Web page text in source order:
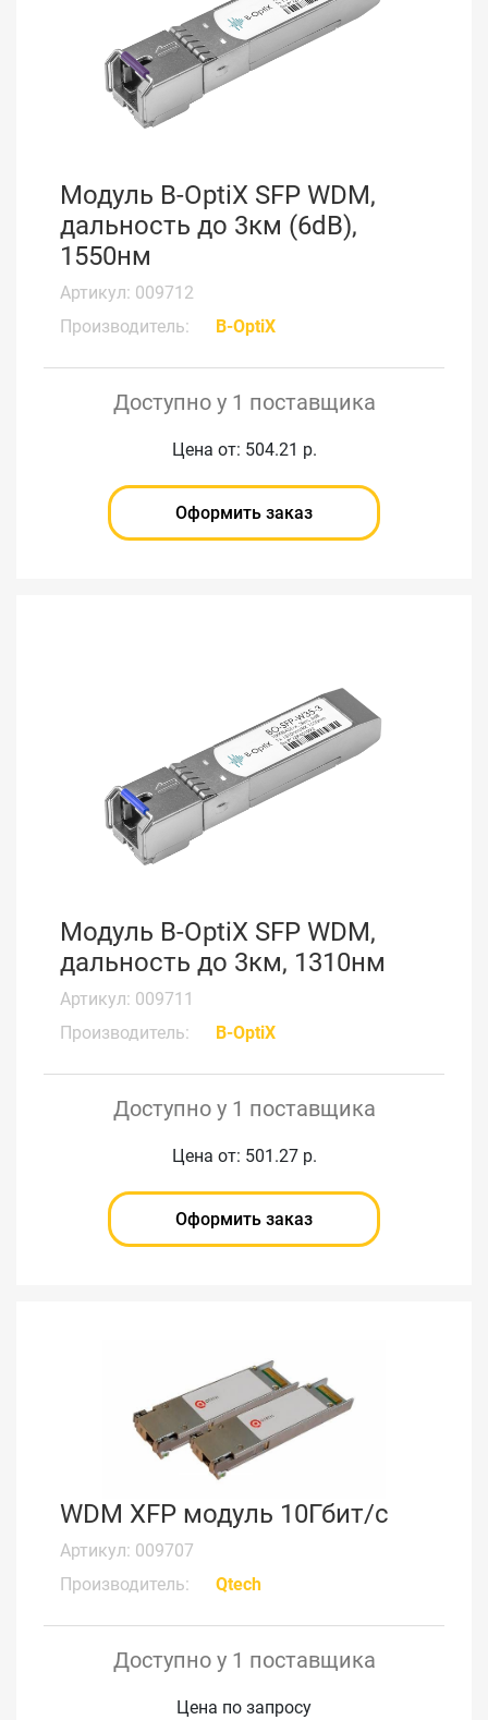
Модуль B-OptiX SFP WDM,
дальность до 3км (6dB),
1550нм
Артикул: 009712
Производитель:
B-OptiX
Доступно у 1 поставщика
Цена от: 504.21 р.
Оформить заказ
Модуль B-OptiX SFP WDM,
дальность до 3км, 1310нм
Артикул: 009711
Производитель:
B-OptiX
Доступно у 1 поставщика
Цена от: 501.27 р.
Оформить заказ
WDM XFP модуль 10Гбит/с
Артикул: 009707
Производитель:
Qtech
Доступно у 1 поставщика
Цена по запросу